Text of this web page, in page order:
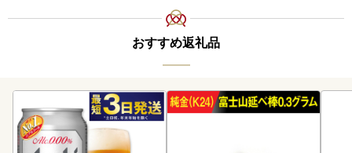
おすすめ返礼品